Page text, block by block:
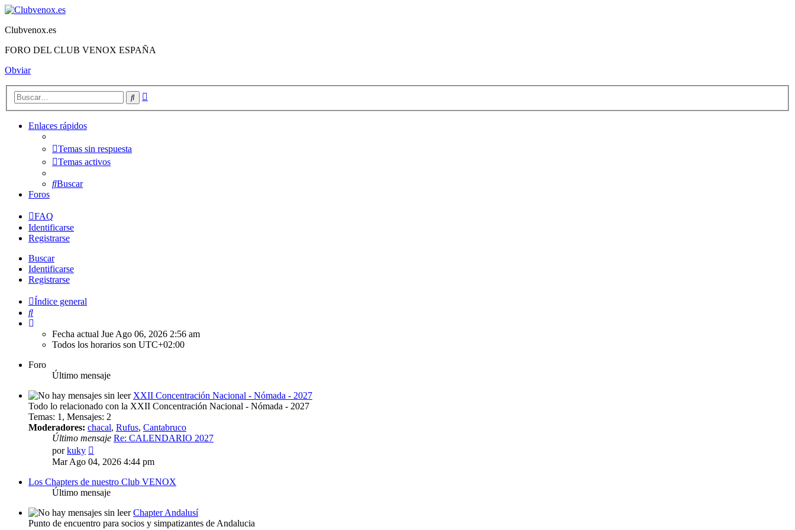
Clubvenox.es
FORO DEL CLUB VENOX ESPAÑA
Obviar
Buscar
Enlaces rápidos
Temas sin respuesta
Temas activos
Buscar
Foros
FAQ
Identificarse
Registrarse
Buscar
Identificarse
Registrarse
Índice general
Buscar
Fecha actual Jue Ago 06, 2026 2:56 am
Todos los horarios son UTC+02:00
Foro
Último mensaje
XXII Concentración Nacional - Nómada - 2027
Todo lo relacionado con la XXII Concentración Nacional - Nómada - 2027
Temas: 1 , Mensajes: 2
Moderadores: chacal, Rufus, Cantabruco
Último mensaje Re: CALENDARIO 2027
porkuky
último
mensaje
Mar Ago 04, 2026 4:44 pm
Los Chapters de nuestro Club VENOX
Último mensaje
Chapter Andalusí
Punto de encuentro para socios y simpatizantes de Andalucia